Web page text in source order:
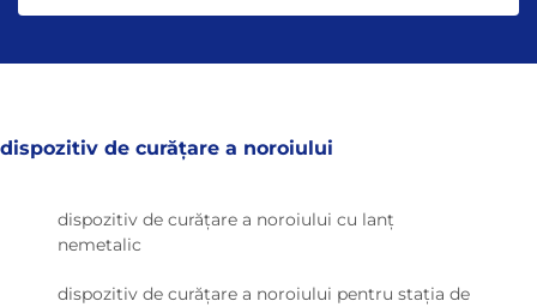
dispozitiv de curățare a noroiului
dispozitiv de curățare a noroiului cu lanț
nemetalic
dispozitiv de curățare a noroiului pentru stația de